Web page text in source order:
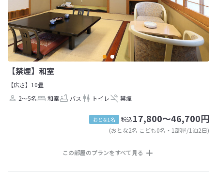
【禁煙】和室
【広さ】10畳
2～5名
和室 バス トイレ 禁煙
おとな1名 税込17,800～46,700円
(おとな2名 こども0名・1部屋/1泊2日)
この部屋のプランをすべて見る